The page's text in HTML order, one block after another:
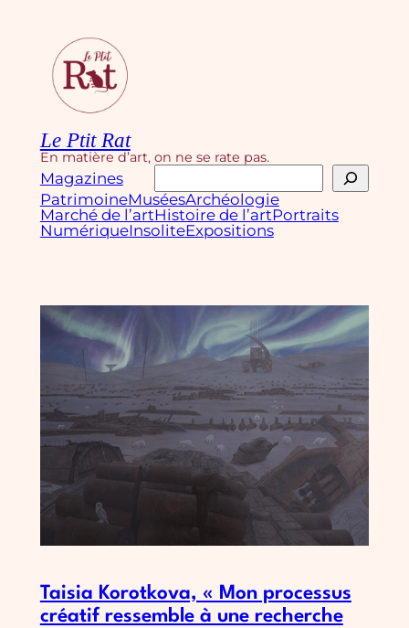
contenu
Le Ptit Rat
En matière d’art, on ne se rate pas.
Magazines
Rechercher
PatrimoineMuséesArchéologie
Marché de l’artHistoire de l’artPortraits
NumériqueInsoliteExpositions
Taisia Korotkova, « Mon processus
créatif ressemble à une recherche